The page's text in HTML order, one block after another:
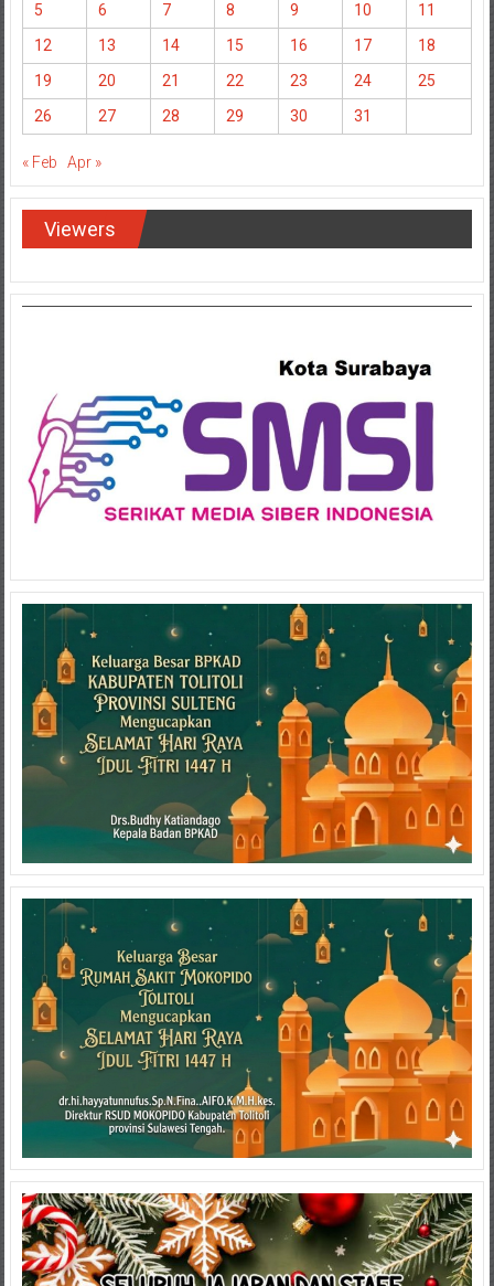
19
20 21 22 23 24
25
26
27 28 29 30 31
« Feb Apr »
Viewers